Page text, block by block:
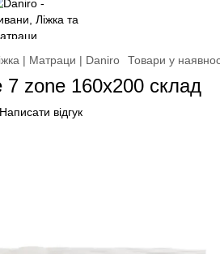
| Матраци | Daniro Товари у
zone 160x200 склад
Написати відгук